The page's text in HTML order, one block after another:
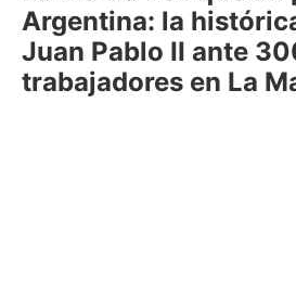
Argentina: la
Juan Pablo II ante
trabajadores en La